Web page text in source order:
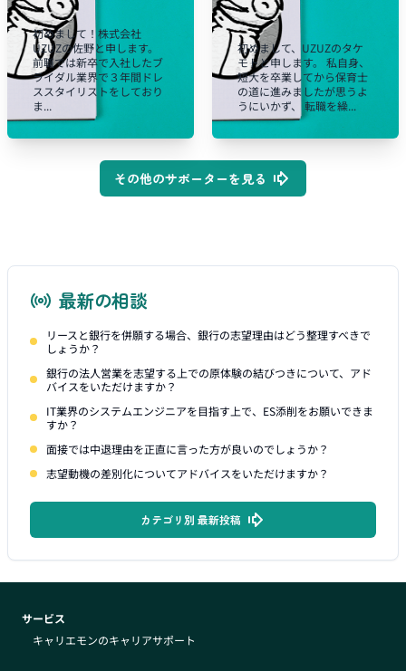
初めまして！株式会社
UZUZの佐野と申します。
前職では新卒で入社したブ
ライダル業界で３年間ドレ
ススタイリストをしており
ま...
初めまして、UZUZのタケ
モトと申します。 私自身、
短大を卒業してから保育士
の道に進みましたが思うよ
うにいかず、 転職を繰...
その他のサポーターを見る
最新の相談
リースと銀行を併願する場合、銀行の志望理由はどう整理すべきで
しょうか？
銀行の法人営業を志望する上での原体験の結びつきについて、アド
バイスをいただけますか？
IT業界のシステムエンジニアを目指す上で、ES添削をお願いできま
すか？
面接では中退理由を正直に言った方が良いのでしょうか？
志望動機の差別化についてアドバイスをいただけますか？
カテゴリ別 最新投稿
サービス
キャリエモンのキャリアサポート